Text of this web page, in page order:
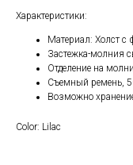
Характеристики:
Материал: Холст
Застежка-молния
Отделение на
Съемный ремень,
Возможно
Color: Lilac